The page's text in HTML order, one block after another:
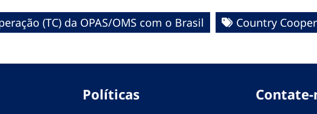
(TC) da OPAS/OMS com o Brasil
Country
Políticas Contate-